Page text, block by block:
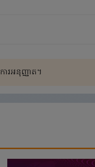
រអនុញ្ញាត។